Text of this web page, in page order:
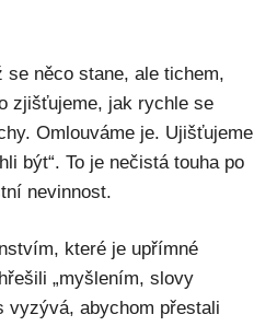
něco stane, ale tichem,
zjišťujeme, jak rychle se
Omlouváme je. Ujišťujeme
být“. To je nečistá touha po
nevinnost.
které je upřímné
„myšlením, slovy
vyzývá, abychom přestali